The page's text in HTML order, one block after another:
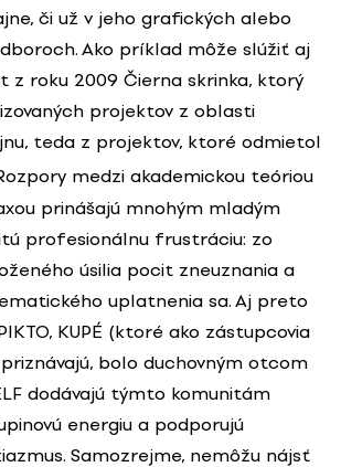
či už v jeho grafických alebo
Ako príklad môže slúžiť aj
z roku 2009 Čierna skrinka, ktorý
projektov z oblasti
teda z projektov, ktoré odmietol
medzi akademickou teóriou
prinášajú mnohým mladým
profesionálnu frustráciu: zo
úsilia pocit zneuznania a
uplatnenia sa. Aj preto
KUPÉ (ktoré ako zástupcovia
bolo duchovným otcom
dodávajú týmto komunitám
energiu a podporujú
Samozrejme, nemôžu nájsť